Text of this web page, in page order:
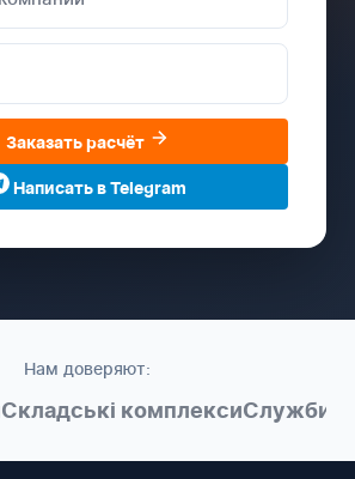
Заказать расчёт
Написать в Telegram
Нам доверяют:
комплексиСлужби